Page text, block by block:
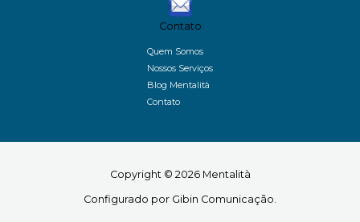
Contato
Quem Somos
Nossos Serviços
Blog Mentalità
Contato
Copyright © 2026 Mentalità
Configurado por Gibin Comunicação.